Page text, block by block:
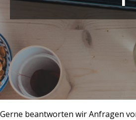
Gerne beantworten wir Anfragen